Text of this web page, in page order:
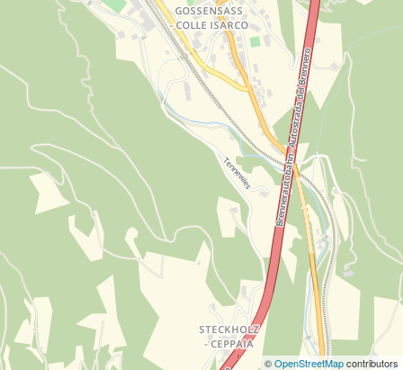
©OpenStreetMapcontributors